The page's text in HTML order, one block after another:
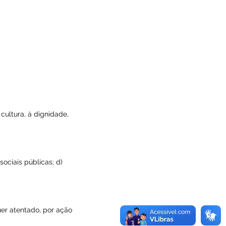
à dignidade,
públicas; d)
atentado, por ação